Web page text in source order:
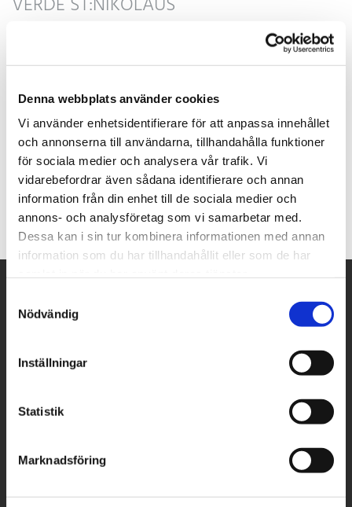
Denna webbplats använder cookies
Vi använder enhetsidentifierare för att anpassa innehållet
och annonserna till användarna, tillhandahålla funktioner
för sociala medier och analysera vår trafik. Vi
vidarebefordrar även sådana identifierare och annan
information från din enhet till de sociala medier och
annons- och analysföretag som vi samarbetar med.
Dessa kan i sin tur kombinera informationen med annan
information som du har tillhandahållit eller som de har
Nödvändig
Inställningar
Statistik
Marknadsföring
SKICKA OFFERTFÖRFRÅGAN
Marmor
Tjocklek: 20mm
Yta: Polerad + Slipad
Vårt sortiment
Golv & Vägg
Trädgård
Offertförfrågan
Showroom, Produktion & Lager